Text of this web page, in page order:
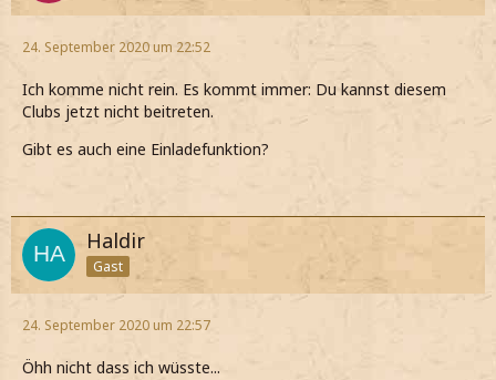
24. September 2020 um 22:52
Ich komme nicht rein. Es kommt immer: Du kannst diesem
Clubs jetzt nicht beitreten.
Gibt es auch eine Einladefunktion?
Haldir
Gast
24. September 2020 um 22:57
Öhh nicht dass ich wüsste...